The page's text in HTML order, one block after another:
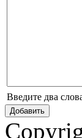
Введите два